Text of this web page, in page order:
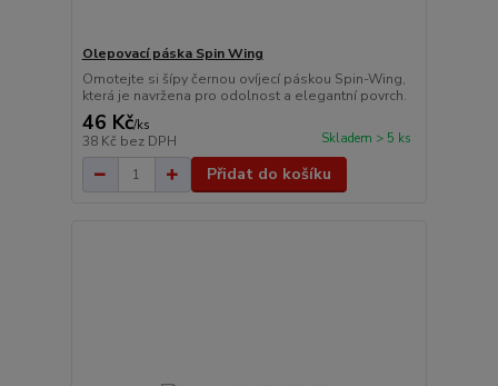
Olepovací páska Spin Wing
Omotejte si šípy černou ovíjecí páskou Spin-Wing,
která je navržena pro odolnost a elegantní povrch.
46 Kč/ks
38 Kč bez DPH Skladem > 5 ks
Přidat do košíku